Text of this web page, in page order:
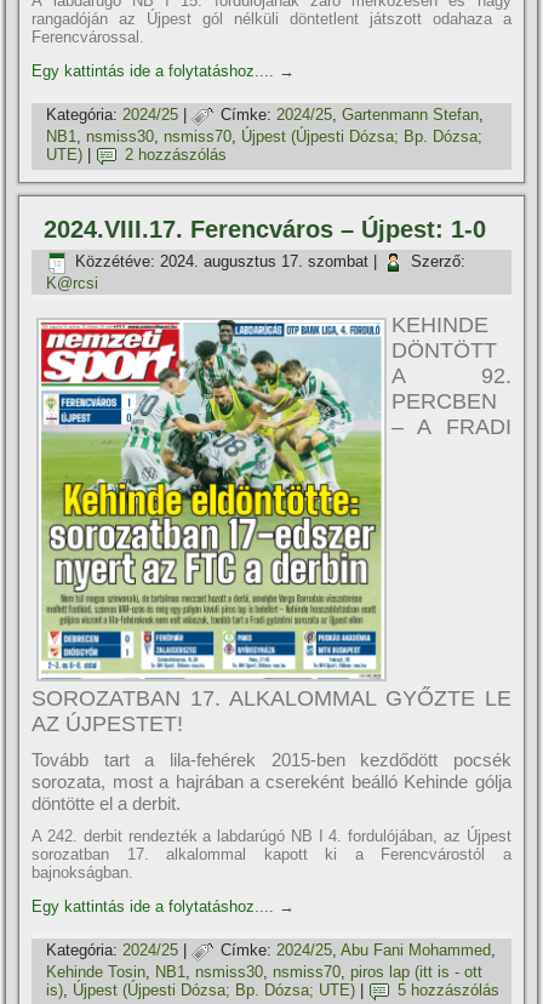
rangadóján az Újpest gól nélküli döntetlent játszott odahaza a
Ferencvárossal.
Egy kattintás ide a folytatáshoz....
→
Kategória: 2024/25 | Címke: 2024/25,Gartenmann Stefan,
NB1
nsmiss30 nsmiss70 Újpest (Újpesti Dózsa; Bp. Dózsa;
UTE)
2 hozzászólás
2024.VIII.17. Ferencváros – Újpest: 1-0
Közzétéve: 2024. augusztus 17. szombat
Szerző:
K@rcsi
KEHINDE
DÖNTÖTT
A 92.
PERCBEN
– A FRADI
SOROZATBAN 17. ALKALOMMAL GYŐZTE LE
AZ ÚJPESTET!
Tovább tart a lila-fehérek 2015-ben kezdődött pocsék
sorozata, most a hajrában a csereként beálló Kehinde gólja
döntötte el a derbit.
A 242. derbit rendezték a labdarúgó NB I 4. fordulójában, az Újpest
sorozatban 17. alkalommal kapott ki a Ferencvárostól a
bajnokságban.
Egy kattintás ide a folytatáshoz....
→
Kategória: 2024/25 Címke: 2024/25 ,Abu Fani Mohammed
Kehinde Tosin NB1 nsmiss30 nsmiss70 ,piros lap (itt is - ott
is) Újpest (Újpesti Dózsa; Bp. Dózsa; UTE) 5 hozzászólás